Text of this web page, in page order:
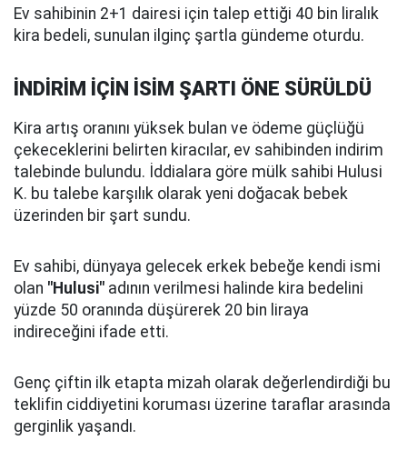
Ev sahibinin 2+1 dairesi için talep ettiği 40 bin liralık
kira bedeli, sunulan ilginç şartla gündeme oturdu.
İNDİRİM İÇİN İSİM ŞARTI ÖNE SÜRÜLDÜ
Kira artış oranını yüksek bulan ve ödeme güçlüğü
çekeceklerini belirten kiracılar, ev sahibinden indirim
talebinde bulundu. İddialara göre mülk sahibi Hulusi
K. bu talebe karşılık olarak yeni doğacak bebek
üzerinden bir şart sundu.
Ev sahibi, dünyaya gelecek erkek bebeğe kendi ismi
olan "Hulusi" adının verilmesi halinde kira bedelini
yüzde 50 oranında düşürerek 20 bin liraya
indireceğini ifade etti.
Genç çiftin ilk etapta mizah olarak değerlendirdiği bu
teklifin ciddiyetini koruması üzerine taraflar arasında
gerginlik yaşandı.